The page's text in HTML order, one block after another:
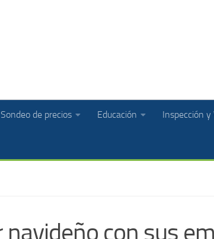
Sondeo de precios Educación Inspección y
con sus